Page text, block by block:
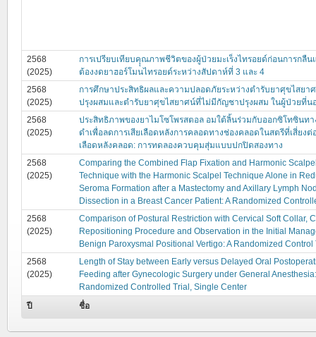
2568
(2025)
การเปรียบเทียบคุุณภาพชีวิตของผู้ป่วยมะเร็งไทรอยด์ก่อนการกลืน
ต้องงดยาฮอร์โมนไทรอยด์ระหว่างสัปดาห์ที่ 3 และ 4
2568
(2025)
การศึกษาประสิทธิผลและความปลอดภัยระหว่างตำรับยาศุขไสย
ปรุงผสมและตำรับยาศุขไสยาศน์ที่ไม่มีกัญชาปรุงผสม ในผู้ป่วยที่น
2568
(2025)
ประสิทธิภาพของยาไมโซโพรสตอล อมใต้ลิ้นร่วมกับออกซิโทซินทา
ดำเพื่อลดการเสียเลือดหลังการคลอดทางช่องคลอดในสตรีที่เสี่ยงต่
เลือดหลังคลอด: การทดลองควบคุมสุ่มแบบปกปิดสองทาง
2568
(2025)
Comparing the Combined Flap Fixation and Harmonic
Technique with the Harmonic Scalpel Technique Alone in
Seroma Formation after a Mastectomy and Axillary Lymph
Dissection in a Breast Cancer Patient: A Randomized
2568
(2025)
Comparison of Postural Restriction with Cervical Soft Collar,
Repositioning Procedure and Observation in the Initial
Benign Paroxysmal Positional Vertigo: A Randomized Control
2568
(2025)
Length of Stay between Early versus Delayed Oral
Feeding after Gynecologic Surgery under General Anesthesia:
Randomized Controlled Trial, Single Center
ปี
ชื่อ